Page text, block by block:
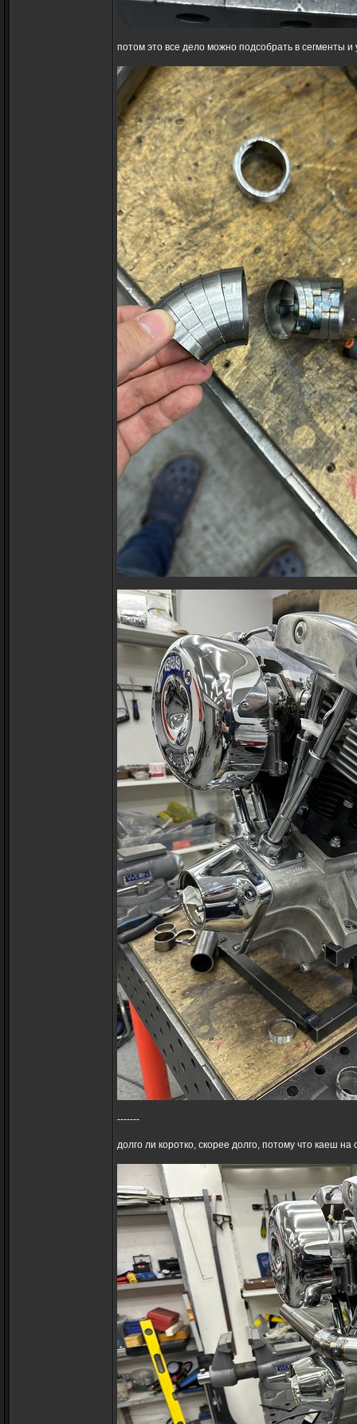
потом это все дело можно подсобрать в сегменты
-------
долго ли коротко, скорее долго, потому что каеш